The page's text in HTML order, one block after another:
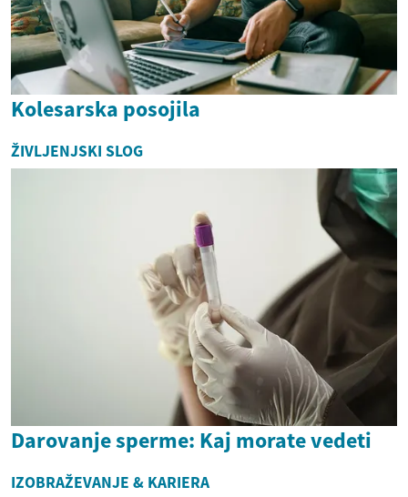
Kolesarska posojila
ŽIVLJENJSKI SLOG
Darovanje sperme: Kaj morate vedeti
IZOBRAŽEVANJE & KARIERA